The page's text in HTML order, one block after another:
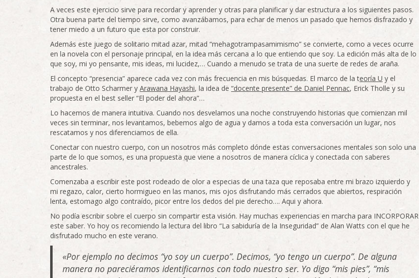
A veces este ejercicio sirve para recordar y aprender y otras para planificar y dar estructura a los siguientes pasos.
Otra buena parte del tiempo sirve, como avanzábamos, para echar de menos un pasado que hemos disfrazado y
tener miedo a un futuro que esta por construir.
Además este juego de solitario mitad azar, mitad “mehagotrampasamimismo” se convierte, como a veces ocurre
en la novela con el personaje principal, en la idea más cercana a lo que entiendo que soy. La edición más alta de lo
que soy, mi yo pensante, mis ideas, mi lucidez,… Cuando a menudo se trata de una suerte de redes de araña.
El concepto “presencia” aparece cada vez con más frecuencia en mis búsquedas. El marco de la teoría U y el
trabajo de Otto Scharmer y Arawana Hayashi, la idea de “docente presente” de Daniel Pennac, Erick Tholle y su
propuesta en el best seller “El poder del ahora”…
Lo hacemos de manera intuitiva. Cuando nos desvelamos una noche construyendo historias que comienzan mil
veces sin terminar, nos levantamos, bebemos algo de agua y damos a toda esta conversación un lugar, nos
rescatamos y nos diferenciamos de ella.
Conectar con nuestro cuerpo, con un nosotros más completo dónde estas conversaciones mentales son solo una
parte de lo que somos, es una propuesta que viene a nosotros de manera cíclica y conectada con saberes
ancestrales.
Comenzaba a escribir este post rodeado de olor a especias de una taza que reposaba entre mi brazo izquierdo y
mi regazo, calor, cierto hormigueo en las manos, mis ojos disfrutando más cerrados que abiertos, respiración
lenta, estomago algo contraído, picor entre los dedos del pie derecho…. Aqui y ahora.
No podía escribir sobre el cuerpo sin compartir esta visión. Hay muchas experiencias en marcha para INCORPORAR
este saber. Yo hoy os recomiendo la lectura del libro “La sabiduría de la Inseguridad” de Alan Watts con el que he
disfrutado mucho en este verano.
«Por ejemplo no decimos “yo soy un cuerpo”. Decimos, “yo tengo un cuerpo”. De alguna
manera no pareciéramos identificarnos con todo nuestro ser. Yo digo “mis pies”, “mis